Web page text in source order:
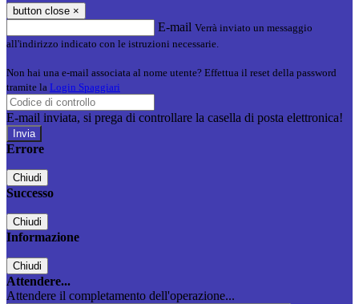
button close ×
E-mail Verrà inviato un messaggio
all'indirizzo indicato con le istruzioni necessarie.
Non hai una e-mail associata al nome utente? Effettua il reset della password
tramite la Login Spaggiari
E-mail inviata, si prega di controllare la casella di posta elettronica!
Errore
Chiudi
Successo
Chiudi
Informazione
Chiudi
Attendere...
Attendere il completamento dell'operazione...